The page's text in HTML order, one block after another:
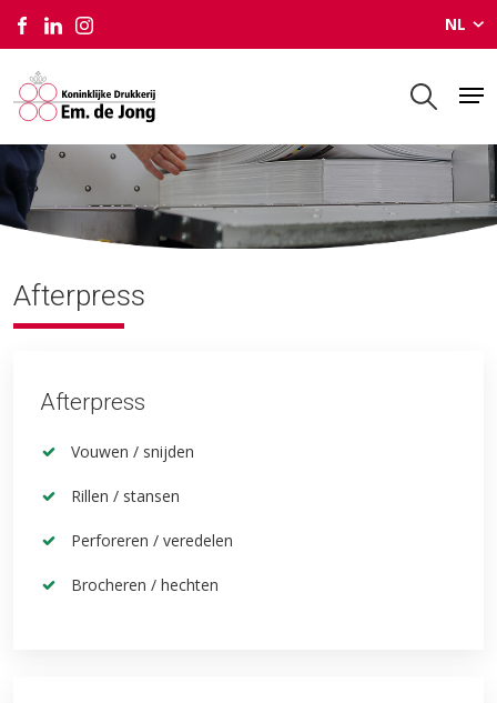
NL
Afterpress
Afterpress
Vouwen / snijden
Rillen / stansen
Perforeren / veredelen
Brocheren / hechten